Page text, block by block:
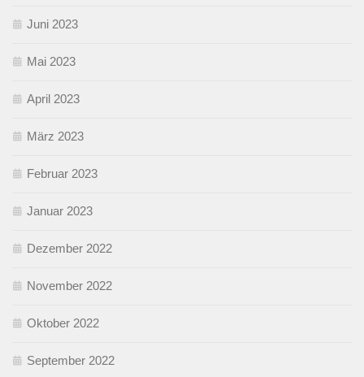
Juni 2023
Mai 2023
April 2023
März 2023
Februar 2023
Januar 2023
Dezember 2022
November 2022
Oktober 2022
September 2022